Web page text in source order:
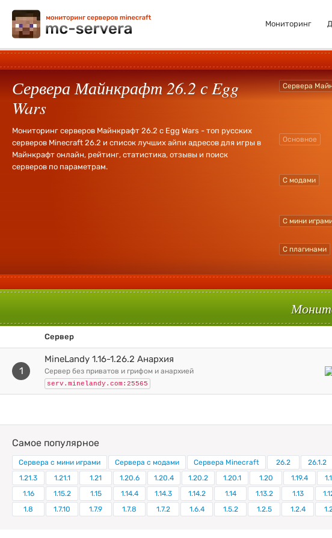
Мониторинг
Сервера Майнкрафт 26.2 с Egg
Wars
Мониторинг серверов Майнкрафт 26.2 с Egg Wars - топ русских
серверов Minecraft 26.2 и список лучших айпи адресов для игры в
Майнкрафт онлайн, рейтинг, статистика, отзывы и поиск
серверов по параметрам.
Сервера
Основное
С модами
С мини
С плагинами
Сервер
1
MineLandy 1.16-1.26.2 Анархия
сервер без приватов и грифом и анархией
serv.minelandy.com:25565
Самое популярное
Сервера с мини играми Сервера с модами Сервера Minecraft 26.2 26.1.2
1.21.3
1.21.1 1.21 1.20.6 1.20.4 1.20.2 1.20.1 1.20 1.19.4
1.16
1.15.2 1.15 1.14.4 1.14.3 1.14.2 1.14 1.13.2 1.13
1.8
1.7.10 1.7.9 1.7.8 1.7.2 1.6.4 1.5.2 1.2.5 1.2.4